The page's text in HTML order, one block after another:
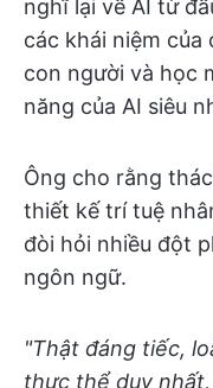
nghĩ lại về AI từ
các khái niệm của
con người và học
năng của AI siêu
Ông cho rằng
thiết kế trí tuệ
đòi hỏi nhiều đột
ngôn ngữ.
"Thật đáng tiếc,
thực thể duy